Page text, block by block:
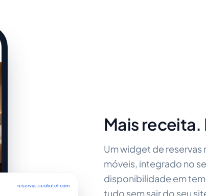
reservas.seuhotel.com
Mais
Um widget de
móveis, integrado no
disponibilidade em
tudo sem sair do seu